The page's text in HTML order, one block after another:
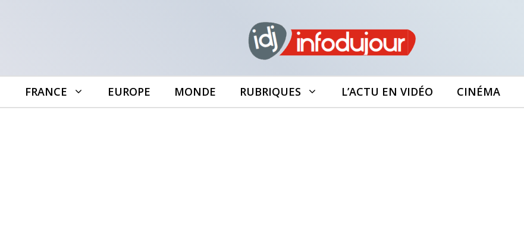
FRANCE EUROPE MONDE RUBRIQUES L’ACTU EN VIDÉO CINÉMA